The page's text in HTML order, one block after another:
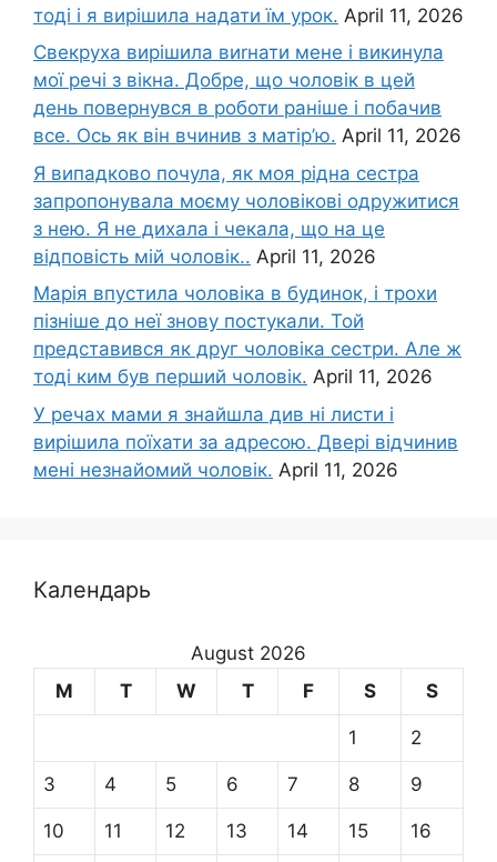
тоді і я вирішила надати їм урок. April 11, 2026
Свекруха вирішила виrнати мене і викинула
мої речі з вікна. Добре, що чоловік в цей
день повернувся в роботи раніше і побачив
все. Ось як він вчинив з матір’ю. April 11, 2026
Я випадково почула, як моя рідна сестра
запропонувала моєму чоловікові одружитися
з нею. Я не дихала і чекала, що на це
відповість мій чоловік.. April 11, 2026
Марія впустила чоловіка в будинок, і трохи
пізніше до неї знову постукали. Той
представився як друг чоловіка сестри. Але ж
тоді ким був перший чоловік. April 11, 2026
У речах мами я знайшла див ні листи і
вирішила поїхати за адресою. Двері відчинив
мені незнайомий чоловік. April 11, 2026
Календарь
August 2026
M
T W T F S S
1 2
3 4 5 6 7 8 9
10 11 12 13 14 15 16